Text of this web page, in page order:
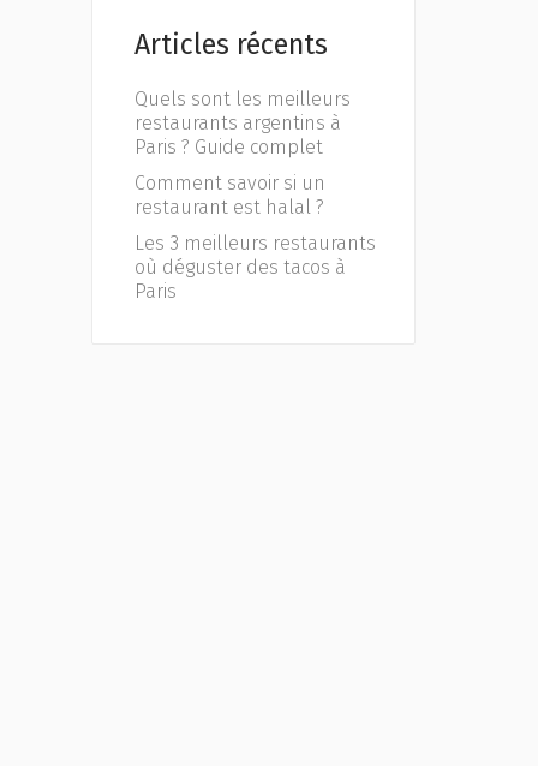
Articles récents
Quels sont les meilleurs
restaurants argentins à
Paris ? Guide complet
Comment savoir si un
restaurant est halal ?
Les 3 meilleurs restaurants
où déguster des tacos à
Paris